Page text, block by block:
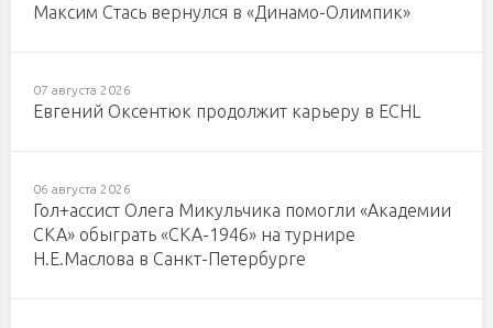
Максим Стась вернулся в «Динамо-Олимпик»
07 августа 2026
Евгений Оксентюк продолжит карьеру в ECHL
06 августа 2026
Гол+ассист Олега Микульчика помогли «Академии
СКА» обыграть «СКА-1946» на турнире
Н.Е.Маслова в Санкт-Петербурге